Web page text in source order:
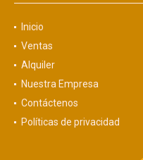
Inicio
Ventas
Alquiler
Nuestra Empresa
Contáctenos
Políticas de privacidad